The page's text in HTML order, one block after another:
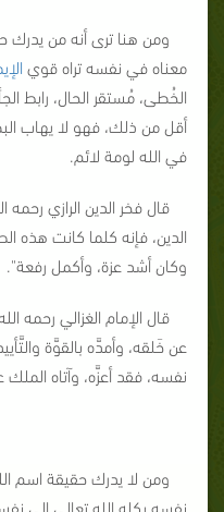
ومن هنا ترى أنه من يدرك
معناه في نفسه تراه قوي
الخُطى، مُستقر الحال، رابط
أقل من ذلك، فهو لا يهاب
في الله لومة لائم.
قال فخر الدين الرازي
الدين، فإنه كلما كانت هذه
وكان أشد عزة، وأكمل رفعة".
قال الإمام الغزالي رحمه
عن خَلقه، وأمدَّه بالقوَّة
نفسه، فقد أعزَّه، وآتاه الملك
ومن لا يدرك حقيقة اسم
نفسه يكِله الله تعالى إلى